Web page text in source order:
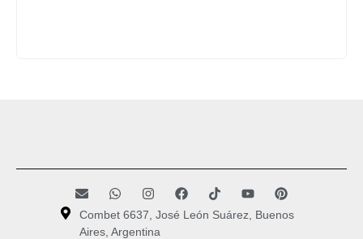
Combet 6637, José León Suárez, Buenos
Aires, Argentina